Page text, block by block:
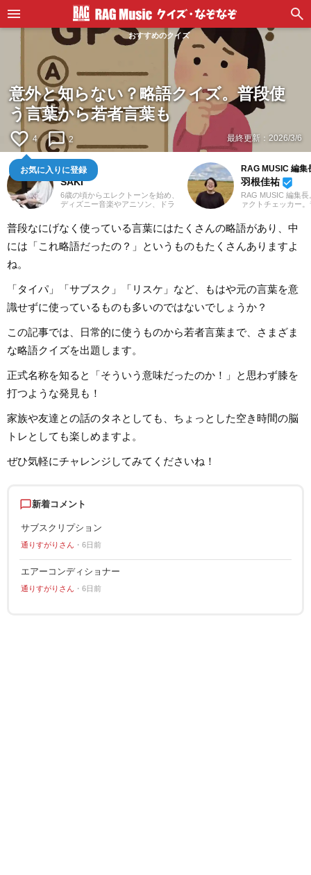
おすすめのクイズ
意外と知らない？略語クイズ。普段使
う言葉から若者言葉も
favorite_border 4
お気に入りに登録
chat_bubble_outline 2 最終更新： 2026/3/6
鍵盤弾き
SAKI
6歳の頃からエレクトーンを始め、
ディズニー音楽やアニソン、ドラ
YouTubeやSNSに演奏動画を投稿
したり、コンサート活動をしたり
しています。エレクトーンの経験
を活かし、学生時代にはシンセサ
くさまざまなジャンルの記事に触
れてきたので、これまでの経験を
活かしながら「やってみたい！」
「聴いてみたい！」思えるような
す！
RAG MUSIC 編集
羽根佳祐 beenhere
RAG MUSIC 編集
ァクトチェッカー
2016年からRAG
一員に。小学校で
中学校では吹奏楽
ト、高校以降はバ
ートなど、自身の
までの業務で培っ
日々記事を制作し
は国内外のロック
います。
普段なにげなく使っている言葉にはたくさんの略語があり、中
には「これ略語だったの？」というものもたくさんありますよ
ね。
「タイパ」「サブスク」「リスケ」など、もはや元の言葉を意
識せずに使っているものも多いのではないでしょうか？
この記事では、日常的に使うものから若者言葉まで、さまざま
な略語クイズを出題します。
正式名称を知ると「そういう意味だったのか！」と思わず膝を
打つような発見も！
家族や友達との話のタネとしても、ちょっとした空き時間の脳
トレとしても楽しめますよ。
ぜひ気軽にチャレンジしてみてくださいね！
chat_bubble_outline新着コメント
サブスクリプション
通りすがりさん 6日前
エアーコンディショナー
通りすがりさん 6日前